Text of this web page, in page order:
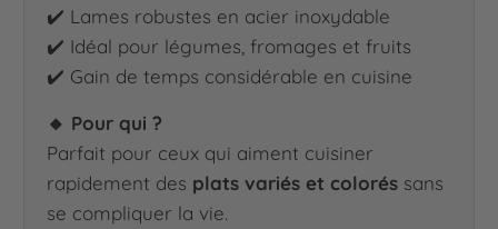
✔️ Lames robustes en acier inoxydable
✔️ Idéal pour légumes, fromages et fruits
✔️ Gain de temps considérable en cuisine
🔸 Pour qui ?
Parfait pour ceux qui aiment cuisiner
rapidement des plats variés et colorés sans
se compliquer la vie.